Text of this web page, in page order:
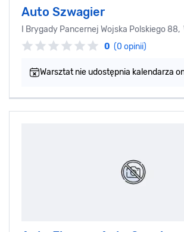
Auto Szwagier
I Brygady Pancernej Wojska Polskiego
0 (0 opinii)
Warsztat nie udostępnia kalendarza